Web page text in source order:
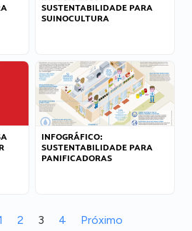
SUSTENTABILIDADE PARA
SUINOCULTURA
INFOGRÁFICO:
SUSTENTABILIDADE PARA
PANIFICADORAS
2 3 4 Próximo